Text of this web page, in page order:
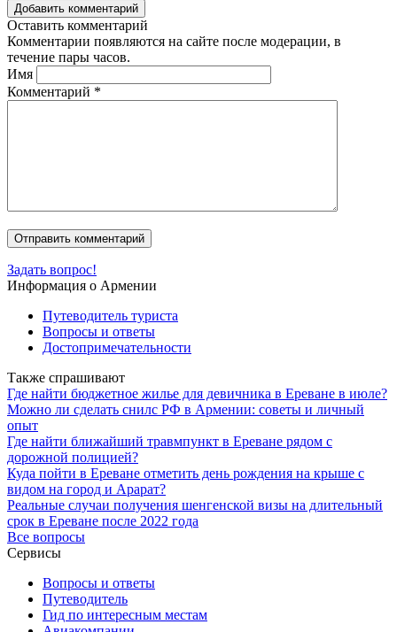
Добавить комментарий
Оставить комментарий
Комментарии появляются на сайте после модерации, в
течение пары часов.
Имя
Комментарий *
Задать вопрос!
Информация о Армении
Путеводитель туриста
Вопросы и ответы
Достопримечательности
Также спрашивают
Где найти бюджетное жилье для девичника в Ереване в июле?
Можно ли сделать снилс РФ в Армении: советы и личный
опыт
Где найти ближайший травмпункт в Ереване рядом с
дорожной полицией?
Куда пойти в Ереване отметить день рождения на крыше с
видом на город и Арарат?
Реальные случаи получения шенгенской визы на длительный
срок в Ереване после 2022 года
Все вопросы
Сервисы
Вопросы и ответы
Путеводитель
Гид по интересным местам